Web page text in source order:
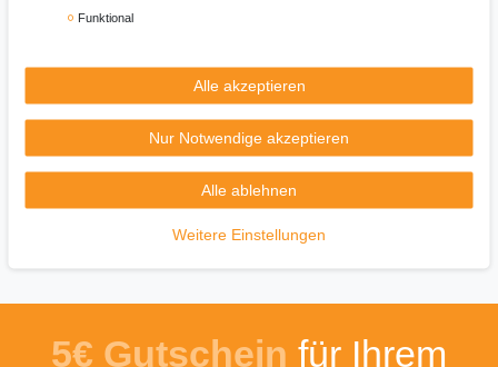
Überhitzungsschutz
5 Heizstufen
Maschinenwaschbar bei 30°C
Leistung 60 Watt
5€ Gutschein für Ihrem
Funktional
Alle akzeptieren
Nur Notwendige akzeptieren
Alle ablehnen
Weitere Einstellungen